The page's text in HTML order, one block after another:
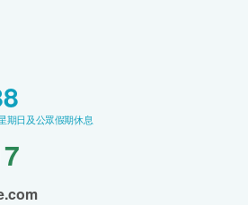
期日及公眾假期休息